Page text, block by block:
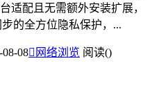
适配且无需额外安装扩展，
的全方位隐私保护，...
08-08 网络浏览 阅读()